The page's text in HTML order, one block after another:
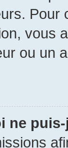
Pour
vous
ou un
ne